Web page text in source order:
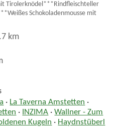
Tirolerknödel***Rindfleischteller
Schokoladenmousse mit
km
· La Taverna Amstetten ·
· INZIMA ·Wallner - Zum
Kugeln · Haydnstüberl